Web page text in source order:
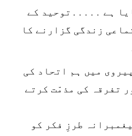
ہے ․․․․․توحید کے
زندگی گزارنے کا
میں ہم اتحاد کی
تفرقہ کی مذمّت کرتے
طرزِ فکر کو